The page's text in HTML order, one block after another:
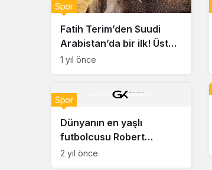
Fatih Terim’den Suudi
Arabistan’da bir ilk! Üst
üste iki maçını…
Spor
1 yıl önce
Dünyanın en yaşlı
futbolcusu Robert
Carmona… 49 yıldır yeşil
Spor
2 yıl önce